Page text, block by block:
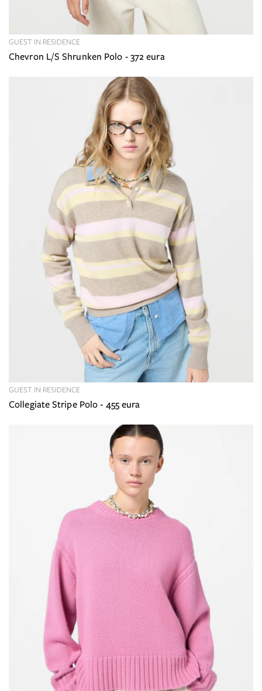
Chevron L/S Shrunken Polo - 372 eura
GUEST IN RESIDENCE
Collegiate Stripe Polo - 455 eura
GUEST IN RESIDENCE